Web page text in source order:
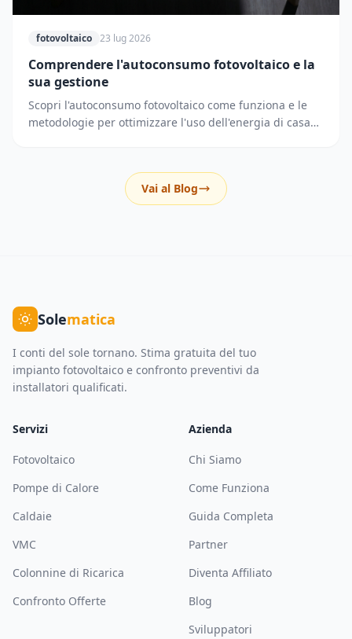
fotovoltaico 23 lug 2026
Comprendere l'autoconsumo fotovoltaico e la
sua gestione
Scopri l'autoconsumo fotovoltaico come funziona e le
metodologie per ottimizzare l'uso dell'energia di casa
Vai al Blog
Solematica
I conti del sole tornano. Stima gratuita del tuo
impianto fotovoltaico e confronto preventivi da
installatori qualificati.
Servizi
Fotovoltaico
Pompe di Calore
Caldaie
VMC
Colonnine di Ricarica
Confronto Offerte
Azienda
Chi Siamo
Come Funziona
Guida Completa
Partner
Diventa Affiliato
Blog
Sviluppatori